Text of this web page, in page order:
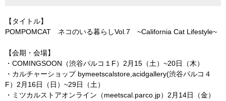
【タイトル】
POMPOMCAT ネコのいる暮らしVol.7 ~California Cat Lifestyle~
【会期・会場】
・COMINGSOON（渋谷パルコ１F）2月15（土）~20日（木）
・カルチャーショップ bymeetscalstore,acidgallery(渋谷パルコ４
F）2月16日（日）~29日（土）
・ミツカルストアオンライン（meetscal.parco.jp）2月14日（金）